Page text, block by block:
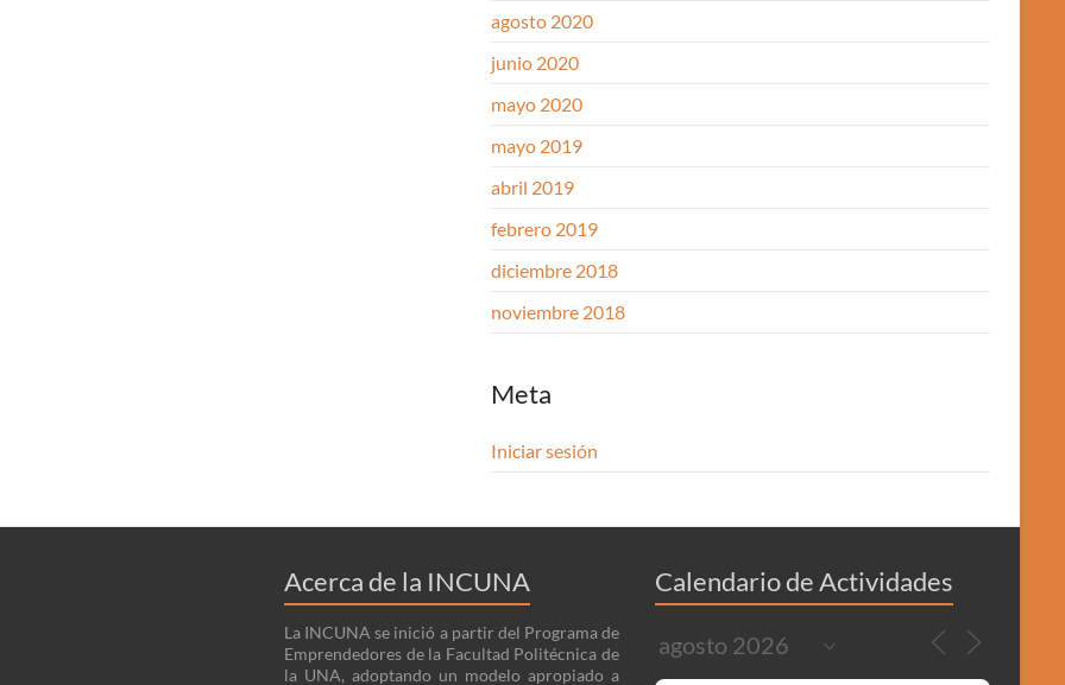
agosto 2020
junio 2020
mayo 2020
mayo 2019
abril 2019
febrero 2019
diciembre 2018
noviembre 2018
Meta
Iniciar sesión
Acerca de la INCUNA
La INCUNA se inició a partir del Programa de
Emprendedores de la Facultad Politécnica de
la UNA, adoptando un modelo apropiado a
Calendario de Actividades